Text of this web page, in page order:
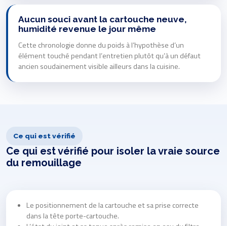
Aucun souci avant la cartouche neuve,
humidité revenue le jour même
Cette chronologie donne du poids à l’hypothèse d’un
élément touché pendant l’entretien plutôt qu’à un défaut
ancien soudainement visible ailleurs dans la cuisine.
Ce qui est vérifié
Ce qui est vérifié pour isoler la vraie source
du remouillage
Le positionnement de la cartouche et sa prise correcte
dans la tête porte-cartouche.